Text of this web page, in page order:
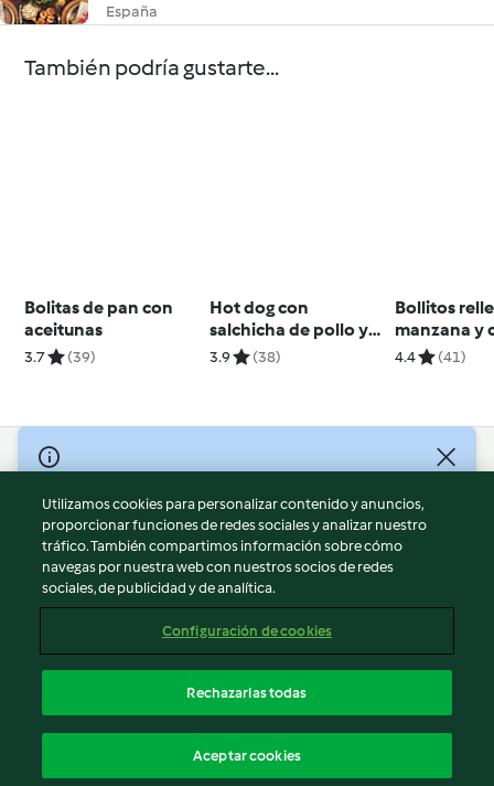
España
También podría gustarte...
Bolitas de pan con
aceitunas
3.7 (39)
Hot dog con
salchicha de pollo y
salsa de tomate
3.9 (38)
Bollitos
manzana y
4.4 (41)
© Copyright 2026
Términos de uso
Política de privacidad
Aviso legal
Información legal
Reportar contenido
Declaración de accesibilidad
Utilizamos cookies para personalizar contenido y anuncios,
proporcionar funciones de redes sociales y analizar nuestro
tráfico. También compartimos información sobre cómo
navegas por nuestra web con nuestros socios de redes
sociales, de publicidad y de analítica.
Configuración de cookies
Rechazarlas todas
Aceptar cookies